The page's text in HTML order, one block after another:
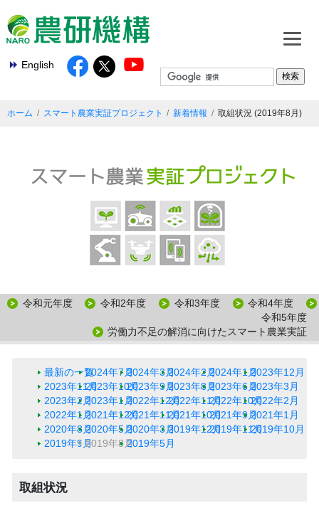
English
ホーム スマート農業実証プロジェクト 新着情報 取組状況
令和元年度 令和2年度 令和3年度
令和4年度
令和5年度
労働力不足の解消に向けたスマート農業実証
最新の一覧2024年7月2024年3月2024年2月2024年1月2023年12月
2023年11月2023年10月2023年9月2023年8月2023年6月2023年3月
2023年2月2023年1月2022年12月2022年11月2022年10月2022年2月
2022年1月2021年12月2021年11月2021年10月2021年9月2021年1月
2020年8月2020年5月2020年3月2019年12月2019年11月2019年10月
2019年9月2019年8月2019年5月
取組状況